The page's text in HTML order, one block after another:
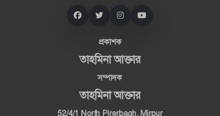
প্রকাশক
তাহমিনা আক্তার
সম্পাদক
তাহমিনা আক্তার
52/4/1 North Pirerbagh, Mirpur